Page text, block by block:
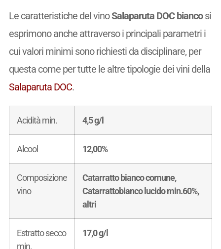
Le caratteristiche del vinoSalaparuta DOC biancosi
esprimono anche attraverso i principali parametri i
cui valori minimi sono richiesti da disciplinare, per
questa come per tutte le altre tipologie dei vini della
Salaparuta DOC.
Acidità min. 4,5 g/l
Alcool 12,00%
Composizione
vino
Catarratto bianco comune,
Catarrattobianco lucido min.60%,
altri
Estratto secco
min.
17,0 g/l